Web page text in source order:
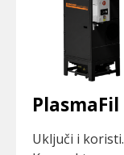
PlasmaFil
Uključi i koristi.